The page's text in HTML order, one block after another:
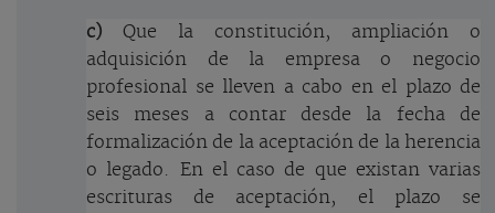
c) Que la constitución, ampliación o
adquisición de la empresa o negocio
profesional se lleven a cabo en el plazo de
seis meses a contar desde la fecha de
formalización de la aceptación de la herencia
o legado. En el caso de que existan varias
escrituras de aceptación, el plazo se